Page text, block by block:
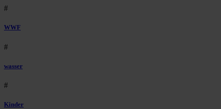
#
WWF
#
wasser
#
Kinder